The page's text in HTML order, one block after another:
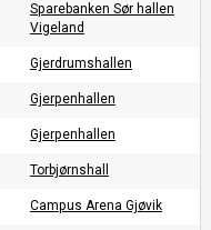
Sparebanken Sør hallen
Vigeland
Gjerdrumshallen
Gjerpenhallen
Gjerpenhallen
Torbjørnshall
Campus Arena Gjøvik